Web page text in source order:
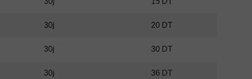
30j 20 DT
30j 30 DT
30j 36 DT